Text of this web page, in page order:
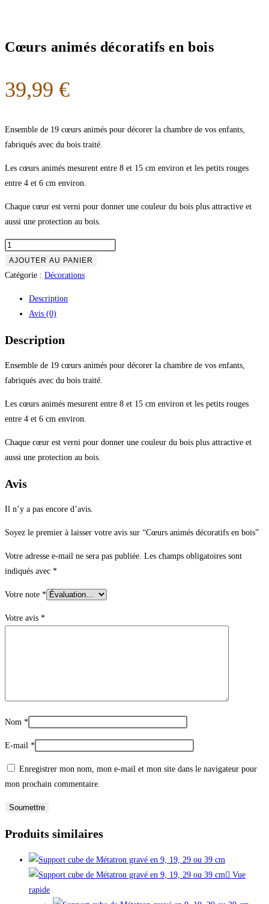
Cœurs animés décoratifs en bois
39,99 €
Ensemble de 19 cœurs animés pour décorer la chambre de vos enfants,
fabriqués avec du bois traité.
Les cœurs animés mesurent entre 8 et 15 cm environ et les petits rouges
entre 4 et 6 cm environ.
Chaque cœur est verni pour donner une couleur du bois plus attractive et
aussi une protection au bois.
AJOUTER AU PANIER
Catégorie : Décorations
Description
Avis (0)
Description
Ensemble de 19 cœurs animés pour décorer la chambre de vos enfants,
fabriqués avec du bois traité.
Les cœurs animés mesurent entre 8 et 15 cm environ et les petits rouges
entre 4 et 6 cm environ.
Chaque cœur est verni pour donner une couleur du bois plus attractive et
aussi une protection au bois.
Avis
Il n’y a pas encore d’avis.
Soyez le premier à laisser votre avis sur “Cœurs animés décoratifs en bois”
Votre adresse e-mail ne sera pas publiée. Les champs obligatoires sont
indiqués avec *
Votre note *
Votre avis *
Nom *
E-mail *
Enregistrer mon nom, mon e-mail et mon site dans le navigateur pour
mon prochain commentaire.
Produits similaires
Vue
rapide